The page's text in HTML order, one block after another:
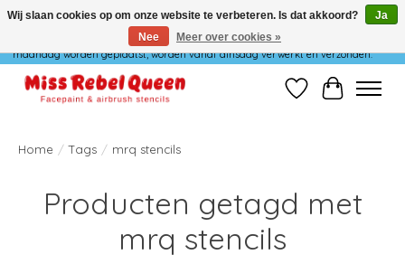
Wij verzenden niet op maandag. Bestellingen die in het weekend of op
maandag worden geplaatst, worden vanaf dinsdag verwerkt en verzonden.
Verlanglijst
Home / Tags / mrq stencils
Producten getagd met
mrq stencils
Wij slaan cookies op om onze website te verbeteren. Is dat akkoord?
Ja
Nee
Meer over cookies »